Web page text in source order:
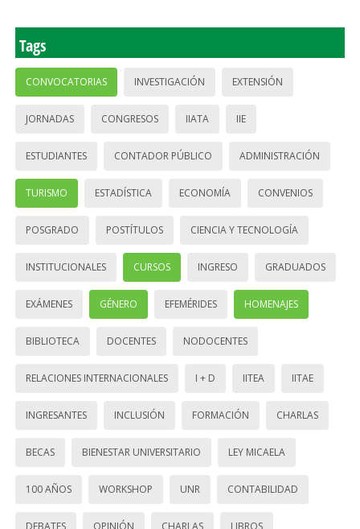
Tags
CONVOCATORIAS INVESTIGACIÓN EXTENSIÓN
JORNADAS CONGRESOS IIATA IIE
ESTUDIANTES CONTADOR PÚBLICO ADMINISTRACIÓN
TURISMO ESTADÍSTICA ECONOMÍA CONVENIOS
POSGRADO POSTÍTULOS CIENCIA Y TECNOLOGÍA
INSTITUCIONALES CURSOS INGRESO GRADUADOS
EXÁMENES GÉNERO EFEMÉRIDES HOMENAJES
BIBLIOTECA DOCENTES NODOCENTES
RELACIONES INTERNACIONALES I + D IITEA IITAE
INGRESANTES INCLUSIÓN FORMACIÓN CHARLAS
BECAS BIENESTAR UNIVERSITARIO LEY MICAELA
100 AÑOS WORKSHOP UNR CONTABILIDAD